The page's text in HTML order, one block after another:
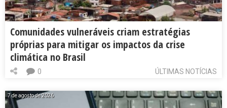
Comunidades vulneráveis criam estratégias
próprias para mitigar os impactos da crise
climática no Brasil
ÚLTIMAS NOTÍCIAS
0
7 de agosto de 2026